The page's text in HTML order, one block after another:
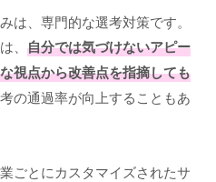
は、専門的な選考対策です。
、 自分では気づけないアピー
視点から改善点を指摘しても
の通過率が向上することもあ
ごとにカスタマイズされたサ